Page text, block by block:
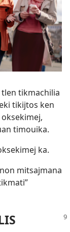
tikmachilia
tikijtos ken
timouika.
ka.
mitsajmana